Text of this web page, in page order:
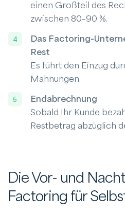
einen Großteil des
zwischen 80–90 %.
Das Factoring-
Rest
Es führt den Einzug
Mahnungen.
Endabrechnung
Sobald Ihr Kunde
Restbetrag abzüglich
Die Vor- und
Factoring für